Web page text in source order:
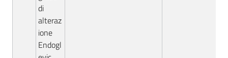
di
alteraz
ione
Endogl